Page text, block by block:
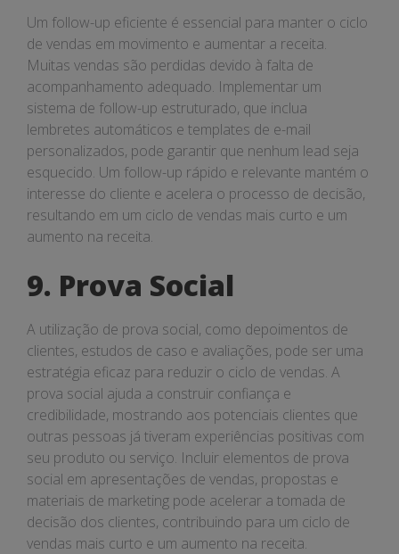
Um follow-up eficiente é essencial para manter o ciclo
de vendas em movimento e aumentar a receita.
Muitas vendas são perdidas devido à falta de
acompanhamento adequado. Implementar um
sistema de follow-up estruturado, que inclua
lembretes automáticos e templates de e-mail
personalizados, pode garantir que nenhum lead seja
esquecido. Um follow-up rápido e relevante mantém o
interesse do cliente e acelera o processo de decisão,
resultando em um ciclo de vendas mais curto e um
aumento na receita.
9. Prova Social
A utilização de prova social, como depoimentos de
clientes, estudos de caso e avaliações, pode ser uma
estratégia eficaz para reduzir o ciclo de vendas. A
prova social ajuda a construir confiança e
credibilidade, mostrando aos potenciais clientes que
outras pessoas já tiveram experiências positivas com
seu produto ou serviço. Incluir elementos de prova
social em apresentações de vendas, propostas e
materiais de marketing pode acelerar a tomada de
decisão dos clientes, contribuindo para um ciclo de
vendas mais curto e um aumento na receita.